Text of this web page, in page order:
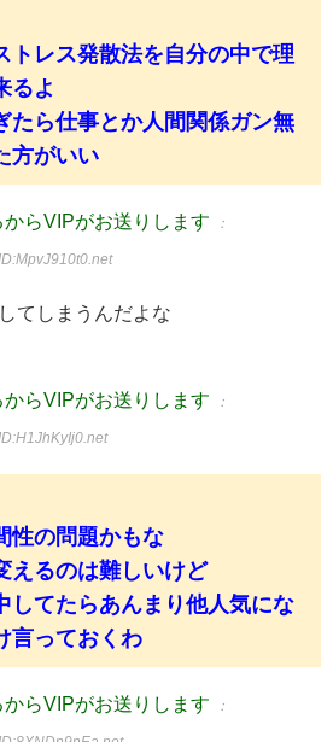
トレス発散法を自分の中で理
るよ
たら仕事とか人間関係ガン無
方がいい
からVIPがお送りします ：
てしまうんだよな
からVIPがお送りします ：
性の問題かもな
えるのは難しいけど
してたらあんまり他人気にな
言っておくわ
からVIPがお送りします ：